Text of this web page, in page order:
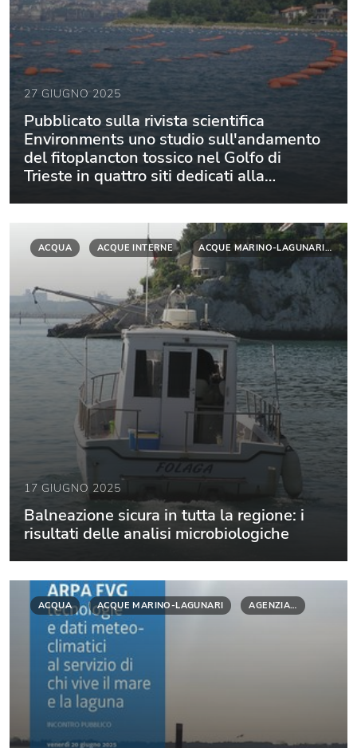
27 GIUGNO 2025
Pubblicato sulla rivista scientifica
Environments uno studio sull'andamento
del fitoplancton tossico nel Golfo di
Trieste in quattro siti dedicati alla
ACQUA ACQUE INTERNE ACQUE MARINO-LAGUNARI…
17 GIUGNO 2025
Balneazione sicura in tutta la regione: i
risultati delle analisi microbiologiche
ACQUA ACQUE MARINO-LAGUNARI AGENZIA…